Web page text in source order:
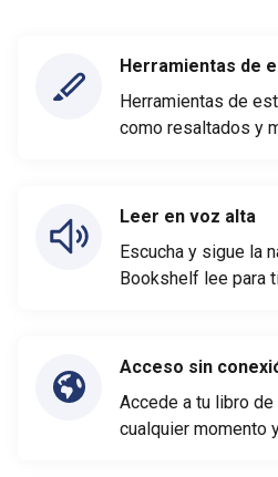
Herramientas de
Herramientas de
como resaltados y
Leer en voz alta
Escucha y sigue la
Bookshelf lee para
Acceso sin
Accede a tu libro
cualquier momento